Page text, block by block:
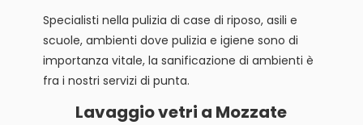
Specialisti nella pulizia di case di riposo, asili e
scuole, ambienti dove pulizia e igiene sono di
importanza vitale, la sanificazione di ambienti è
fra i nostri servizi di punta.
Lavaggio vetri a Mozzate